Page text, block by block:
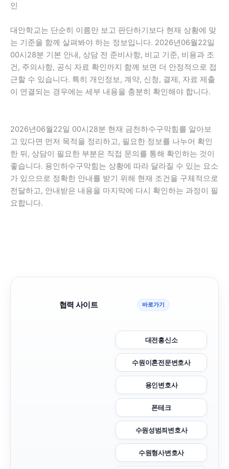
인
대안학교는 단순히 이름만 보고 판단하기보다 현재 상황에 맞
는 기준을 함께 살펴봐야 하는 정보입니다. 2026년06월22일
00시28분 기본 안내, 상담 전 준비사항, 비교 기준, 비용과 조
건, 주의사항, 공식 자료 확인까지 함께 보면 더 안정적으로 접
근할 수 있습니다. 특히 개인정보, 계약, 신청, 결제, 자료 제출
이 연결되는 경우에는 세부 내용을 충분히 확인해야 합니다.
2026년06월22일 00시28분 현재 금천하수구막힘를 알아보
고 있다면 먼저 목적을 정리하고, 필요한 정보를 나누어 확인
한 뒤, 상담이 필요한 부분은 직접 문의를 통해 확인하는 것이
좋습니다. 용인하수구막힘는 상황에 따라 달라질 수 있는 요소
가 있으므로 정확한 안내를 받기 위해 현재 조건을 구체적으로
전달하고, 안내받은 내용을 마지막에 다시 확인하는 과정이 필
요합니다.
협력 사이트 바로가기
대전흥신소
수원이혼전문변호사
용인변호사
폰테크
수원성범죄변호사
수원형사변호사